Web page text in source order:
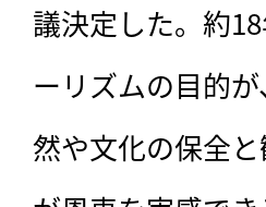
議決定した。約
ーリズムの目的
然や文化の保全